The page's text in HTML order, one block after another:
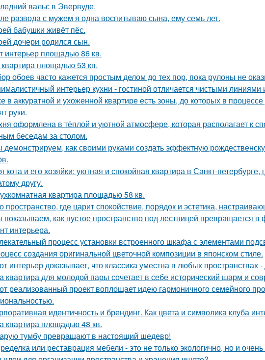
вальс в Эвервуде.
развода с мужем я одна воспитываю сына, ему семь лет.
бабушки живёт пёс.
дочери родился сын.
интерьер площадью 86 кв.
площадью 53 кв.
обоев часто кажется простым делом до тех пор, пока рулоны не
интерьер кухни - гостиной отличается чистыми
в аккуратной и ухоженной квартире есть зоны, до которых в
руки.
оформлена в тёплой и уютной атмосфере, которая располагает к
беседам за столом.
как своими руками создать эффектную
кота и его хозяйки: уютная и спокойная квартира в Санкт-
другу.
квартира площадью 58 кв.
пространство, где царит спокойствие, порядок и эстетика,
как пустое пространство под лестницей превращается
интерьера.
процесс установки встроенного шкафа с элементами
создания оригинальной цветочной композиции в японском стиле.
интерьер доказывает, что классика уместна в любых
квартира для молодой пары сочетает в себе исторический шарм и
реализованный проект воплощает идею гармоничного семейного
идентичность и брендинг. Как цвета и символика клуба
квартира площадью 48 кв.
тумбу превращают в настоящий шедевр!
или реставрация мебели - это не только экологично, но и очень